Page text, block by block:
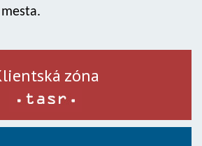
zóna